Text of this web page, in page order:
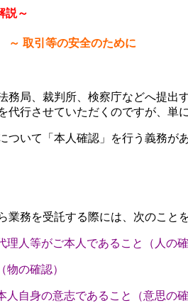
説～
～ 取引等の安全のために
務局、裁判所、検察庁などへ提出
代行させていただくのですが、単
ついて「本人確認」を行う義務が
業務を受託する際には、次のこと
人等がご本人であること（人の確
の確認）
自身の意志であること（意思の確